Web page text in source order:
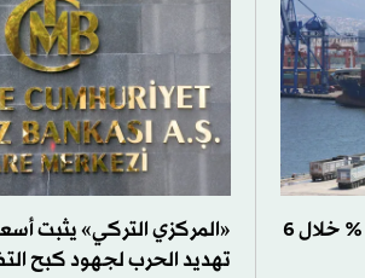
صادرات تركيا إلى سوريا ترتفع 26 % خلال 6
«المركزي التركي» يثبت
تهديد الحرب لجهود كبح